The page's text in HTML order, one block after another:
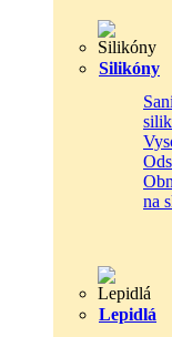
Silikóny
na
Lepidlá